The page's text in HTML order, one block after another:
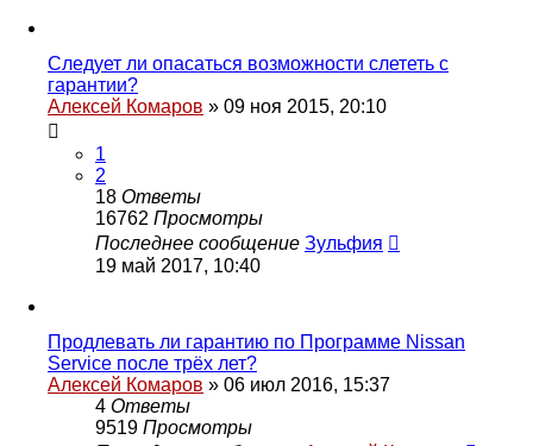
Следует ли опасаться возможности слететь с
гарантии?
Алексей Комаров » 09 ноя 2015, 20:10
1
2
18 Ответы
16762 Просмотры
Последнее сообщение Зульфия
19 май 2017, 10:40
Продлевать ли гарантию по Программе Nissan
Service после трёх лет?
Алексей Комаров » 06 июл 2016, 15:37
4 Ответы
9519 Просмотры